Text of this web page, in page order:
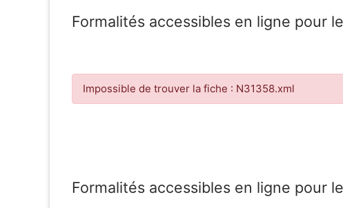
Formalités accessibles en ligne pour
Impossible de trouver la fiche : N31358.xml
Formalités accessibles en ligne pour